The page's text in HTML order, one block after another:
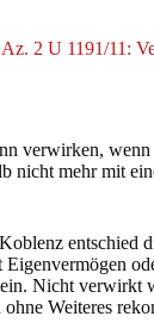
2 U 1191/11:
verwirken,
nicht mehr mit
entschied
Nicht verwirkt
Weiteres